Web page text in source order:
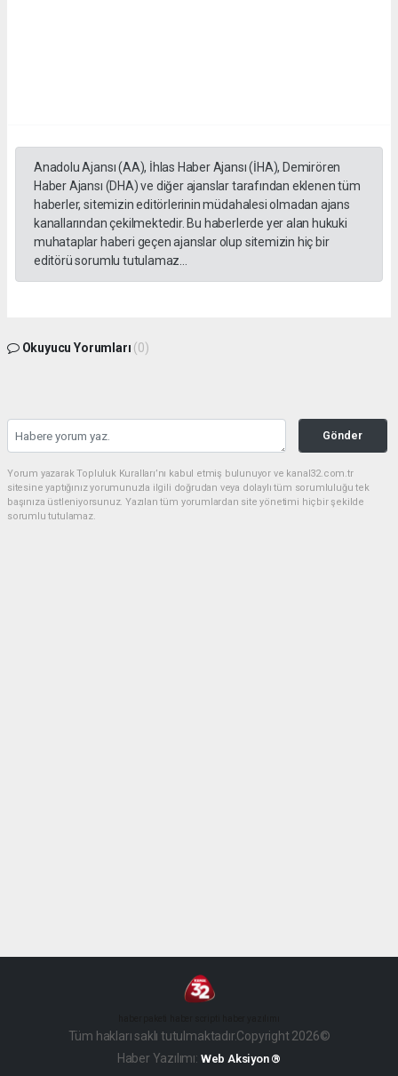
Anadolu Ajansı (AA), İhlas Haber Ajansı (İHA), Demirören
Haber Ajansı (DHA) ve diğer ajanslar tarafından eklenen tüm
haberler, sitemizin editörlerinin müdahalesi olmadan ajans
kanallarından çekilmektedir. Bu haberlerde yer alan hukuki
muhataplar haberi geçen ajanslar olup sitemizin hiç bir
editörü sorumlu tutulamaz...
Okuyucu Yorumları (0)
Gönder
Yorum yazarak Topluluk Kuralları’nı kabul etmiş bulunuyor ve kanal32.com.tr
sitesine yaptığınız yorumunuzla ilgili doğrudan veya dolaylı tüm sorumluluğu tek
başınıza üstleniyorsunuz. Yazılan tüm yorumlardan site yönetimi hiçbir şekilde
sorumlu tutulamaz.
Tüm hakları saklı tutulmaktadır.Copyright 2026©
Haber Yazılımı: Web Aksiyon ®